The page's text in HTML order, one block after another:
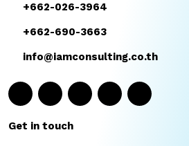
+662-026-3964
+662-690-3663
info@iamconsulting.co.th
Get in touch